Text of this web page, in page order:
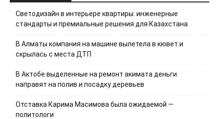
Светодизайн в интерьере квартиры: инженерные
стандарты и премиальные решения для Казахстана
В Алматы компания на машине вылетела в кювет и
скрылась с места ДТП
В Актобе выделенные на ремонт акимата деньги
направят на полив и посадку деревьев
Отставка Карима Масимова была ожидаемой —
политологи